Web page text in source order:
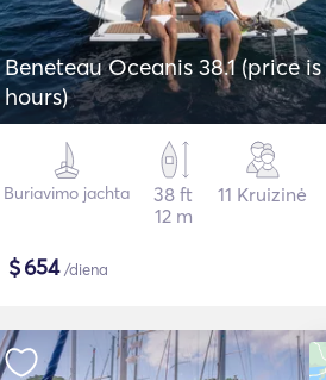
Beneteau Oceanis 38.1 (price
hours)
Buriavimo jachta
38 ft
12 m
11 Kruizinė
$654/diena